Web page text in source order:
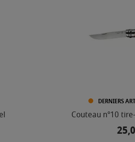
DERNIERS
Couteau n°10
Prix